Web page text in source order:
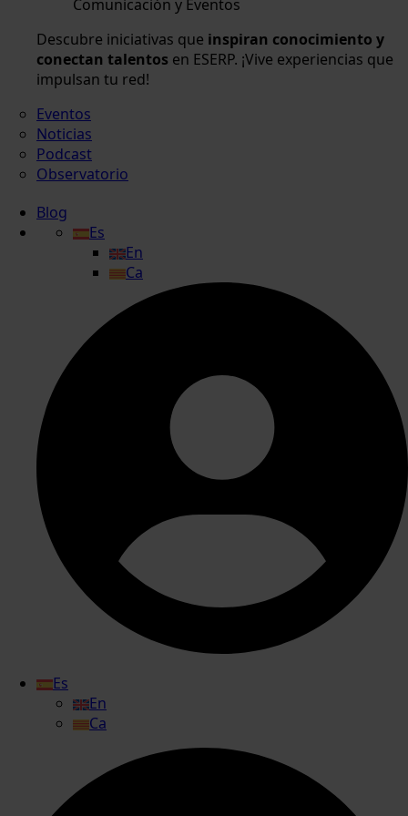
Comunicación y Eventos
Descubre iniciativas que inspiran conocimiento y
conectan talentos en ESERP. ¡Vive experiencias que
impulsan tu red!
Eventos
Noticias
Podcast
Observatorio
Blog
Es
En
Ca
Es
En
Ca